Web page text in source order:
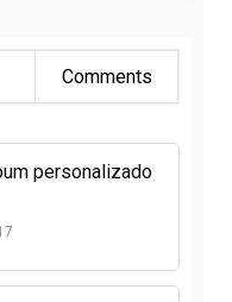
Comments
personalizado